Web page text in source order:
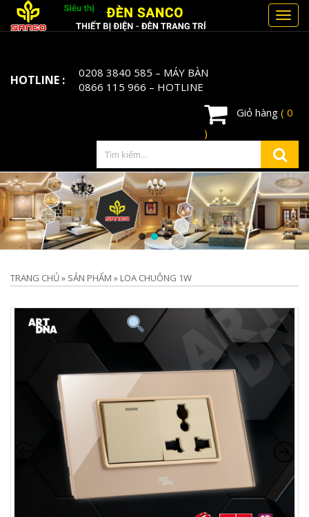
HOTLINE : 0208 3840 585 – MÁY BÀN
0866 115 966 – HOTLINE
Giỏ hàng ( 0
)
TRANG CHỦ» SẢN PHẨM » LOA CHUÔNG 1W